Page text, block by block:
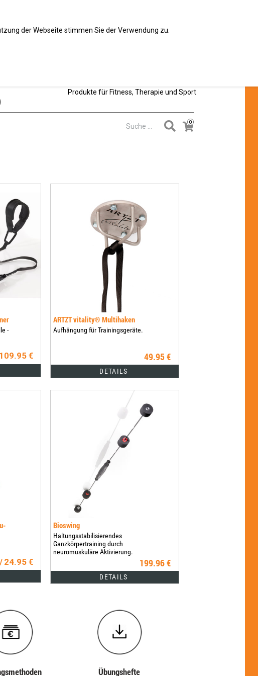
Produkte für Fitness, Therapie und Sport
-
109.95 €
ARTZT vitality® Multihaken
Aufhängung für Trainingsgeräte.
49.95 €
DETAILS
24.95 €
Bioswing
Haltungsstabilisierendes
Ganzkörpertraining durch
neuromuskuläre Aktivierung.
199.96 €
DETAILS
Übungshefte
der Webseite stimmen Sie der Verwendung zu.